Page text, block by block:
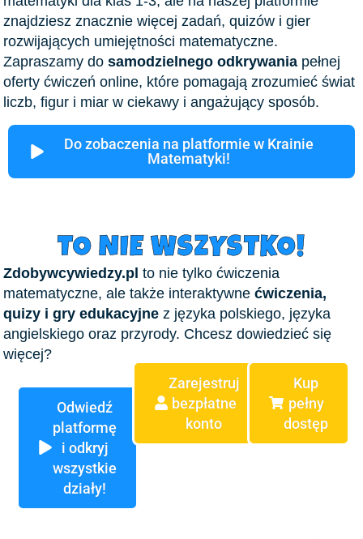
znajdziesz znacznie więcej zadań, quizów i gier
rozwijających umiejętności matematyczne.
Zapraszamy dosamodzielnego odkrywania pełnej
oferty ćwiczeń online, które pomagają zrozumieć świat
liczb, figur i miar w ciekawy i angażujący sposób.
Do zobaczenia na platformie w Krainie
Matematyki!
TO NIE WSZYSTKO!
Zdobywcywiedzy.pl to nie tylko ćwiczenia
matematyczne, ale także interaktywnećwiczenia,
quizy i gry edukacyjne z języka polskiego, języka
angielskiego oraz przyrody. Chcesz dowiedzieć się
więcej?
Odwiedź
platformę
i odkryj
wszystkie
działy!
Zarejestruj
bezpłatne
konto
Kup
pełny
dostęp